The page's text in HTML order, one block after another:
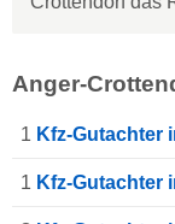
Anger-
1 Kfz-Gutachter
1 Kfz-Gutachter